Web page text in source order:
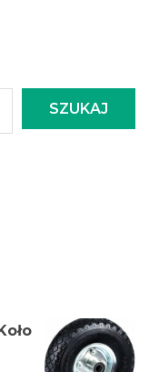
SZUKAJ